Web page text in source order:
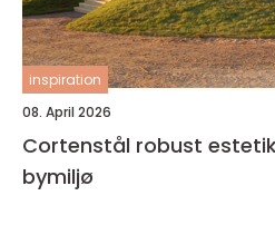
inspiration
08. April 2026
Cortenstål robust estetikk for ute- og
bymiljø